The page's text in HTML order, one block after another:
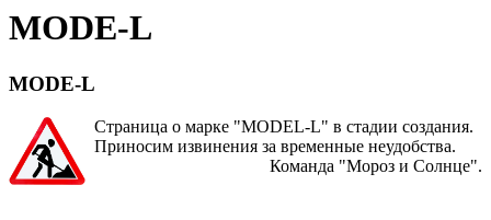
MODE-L
MODE-L
Страница о марке "MODEL-L" в стадии создания.
Приносим извинения за временные неудобства.
Команда "Мороз и Солнце".